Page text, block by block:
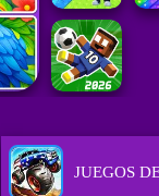
JUEGOS